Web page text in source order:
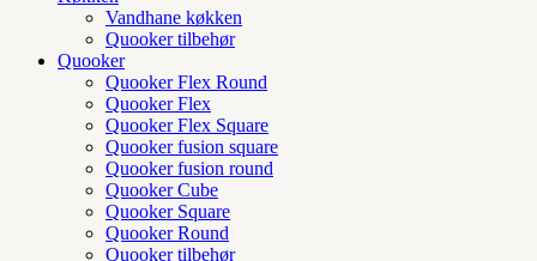
Vandhane køkken
Quooker tilbehør
Quooker
Quooker Flex Round
Quooker Flex
Quooker Flex Square
Quooker fusion square
Quooker fusion round
Quooker Cube
Quooker Square
Quooker Round
Quooker tilbehør